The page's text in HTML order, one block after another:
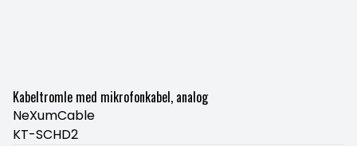
Kabeltromle med mikrofonkabel, analog
NeXumCable
KT-SCHD2